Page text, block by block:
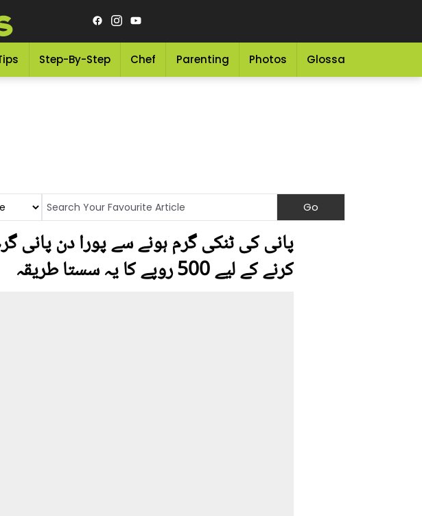
Step-By-Step Chef Parenting Photos Glossary
پانی کی ٹنکی گرم ہونے سے پورا دن پانی
کرنے کے لیے 500 روپے کا یہ سستا طریقہ